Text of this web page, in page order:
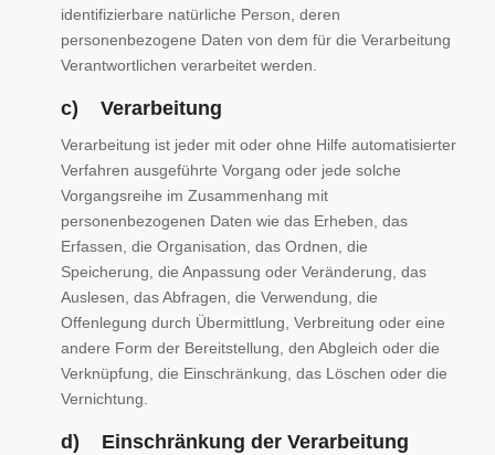
identifizierbare natürliche Person, deren
personenbezogene Daten von dem für die Verarbeitung
Verantwortlichen verarbeitet werden.
c) Verarbeitung
Verarbeitung ist jeder mit oder ohne Hilfe automatisierter
Verfahren ausgeführte Vorgang oder jede solche
Vorgangsreihe im Zusammenhang mit
personenbezogenen Daten wie das Erheben, das
Erfassen, die Organisation, das Ordnen, die
Speicherung, die Anpassung oder Veränderung, das
Auslesen, das Abfragen, die Verwendung, die
Offenlegung durch Übermittlung, Verbreitung oder eine
andere Form der Bereitstellung, den Abgleich oder die
Verknüpfung, die Einschränkung, das Löschen oder die
Vernichtung.
d) Einschränkung der Verarbeitung